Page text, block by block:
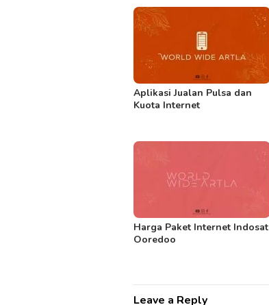
Aplikasi Jualan Pulsa dan
Kuota Internet
Harga Paket Internet Indosat
Ooredoo
Leave a Reply